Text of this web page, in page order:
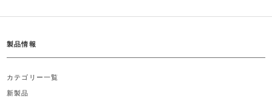
製品情報
カテゴリー一覧
新製品